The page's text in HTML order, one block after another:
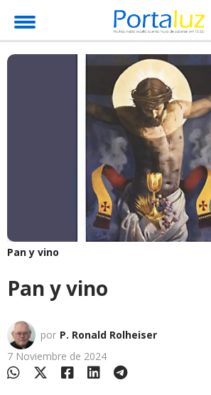
Pan y vino
Pan y vino
por P. Ronald Rolheiser
7 Noviembre de 2024